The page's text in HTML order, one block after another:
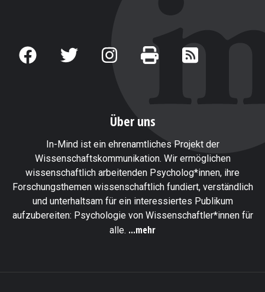
Über uns
In-Mind ist ein ehrenamtliches Projekt der
Wissenschaftskommunikation. Wir ermöglichen
wissenschaftlich arbeitenden Psycholog*innen, ihre
Forschungsthemen wissenschaftlich fundiert, verständlich
und unterhaltsam für ein interessiertes Publikum
aufzubereiten: Psychologie von Wissenschaftler*innen für
alle. ...mehr